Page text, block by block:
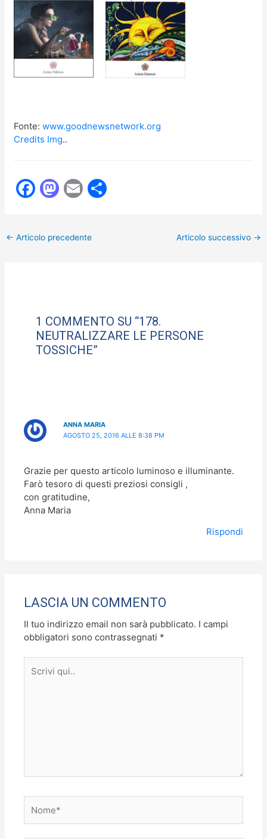
Fonte:www.goodnewsnetwork.org
Credits Img..
F
e
k
M
o
E
l
← Articolo precedente Articolo successivo →
1 COMMENTO SU “178.
NEUTRALIZZARE LE PERSONE
TOSSICHE”
ANNA MARIA
AGOSTO 25, 2016 ALLE 8:38 PM
Grazie per questo articolo luminoso e illuminante.
Farò tesoro di questi preziosi consigli ,
con gratitudine,
Anna Maria
Rispondi
LASCIA UN COMMENTO
Il tuo indirizzo email non sarà pubblicato. I campi
obbligatori sono contrassegnati *
qui..